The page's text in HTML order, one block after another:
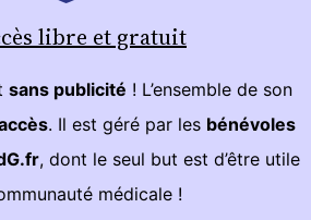
libre et gratuit
sans publicité ! L’ensemble de son
. Il est géré par les bénévoles
, dont le seul but est d’être utile
médicale !